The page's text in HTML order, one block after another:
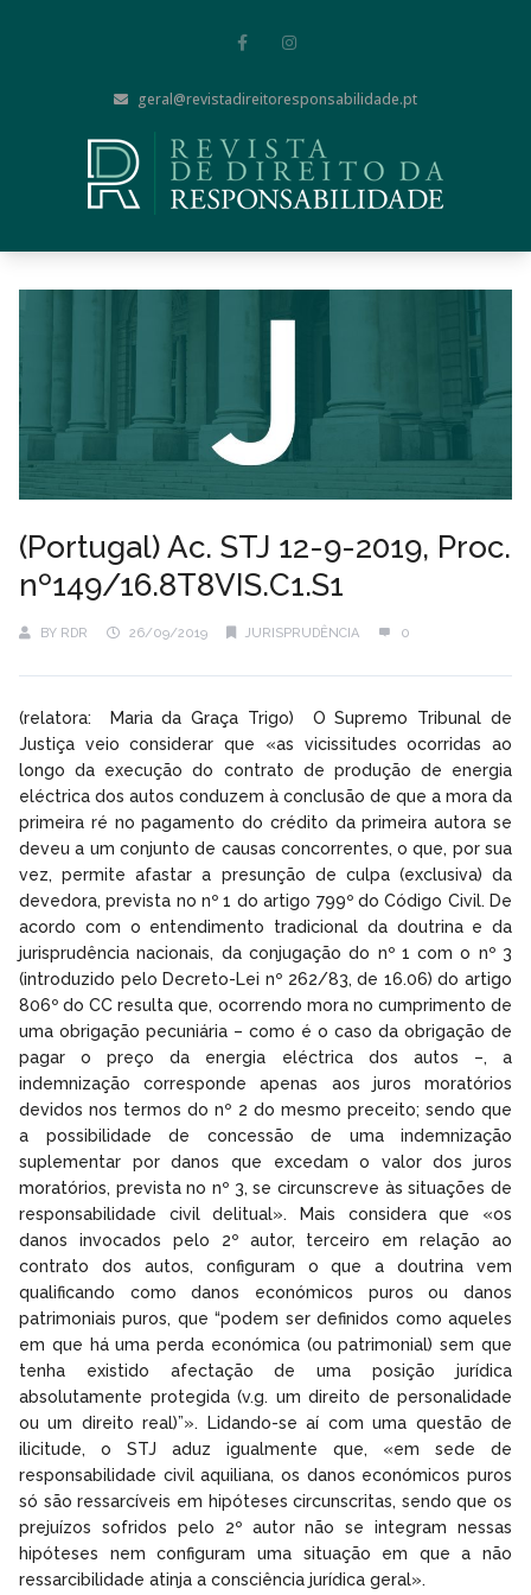
geral@revistadireitoresponsabilidade.pt
(Portugal) Ac. STJ 12-9-2019, Proc.
nº149/16.8T8VIS.C1.S1
BY RDR 26/09/2019 JURISPRUDÊNCIA 0
(relatora: Maria da Graça Trigo) O Supremo Tribunal de
Justiça veio considerar que «as vicissitudes ocorridas ao
longo da execução do contrato de produção de energia
eléctrica dos autos conduzem à conclusão de que a mora da
primeira ré no pagamento do crédito da primeira autora se
deveu a um conjunto de causas concorrentes, o que, por sua
vez, permite afastar a presunção de culpa (exclusiva) da
devedora, prevista no nº 1 do artigo 799º do Código Civil. De
acordo com o entendimento tradicional da doutrina e da
jurisprudência nacionais, da conjugação do nº 1 com o nº 3
(introduzido pelo Decreto-Lei nº 262/83, de 16.06) do artigo
806º do CC resulta que, ocorrendo mora no cumprimento de
uma obrigação pecuniária – como é o caso da obrigação de
pagar o preço da energia eléctrica dos autos –, a
indemnização corresponde apenas aos juros moratórios
devidos nos termos do nº 2 do mesmo preceito; sendo que
a possibilidade de concessão de uma indemnização
suplementar por danos que excedam o valor dos juros
moratórios, prevista no nº 3, se circunscreve às situações de
responsabilidade civil delitual». Mais considera que «os
danos invocados pelo 2º autor, terceiro em relação ao
contrato dos autos, configuram o que a doutrina vem
qualificando como danos económicos puros ou danos
patrimoniais puros, que “podem ser definidos como aqueles
em que há uma perda económica (ou patrimonial) sem que
tenha existido afectação de uma posição jurídica
absolutamente protegida (v.g. um direito de personalidade
ou um direito real)”». Lidando-se aí com uma questão de
ilicitude, o STJ aduz igualmente que, «em sede de
responsabilidade civil aquiliana, os danos económicos puros
só são ressarcíveis em hipóteses circunscritas, sendo que os
prejuízos sofridos pelo 2º autor não se integram nessas
hipóteses nem configuram uma situação em que a não
ressarcibilidade atinja a consciência jurídica geral».